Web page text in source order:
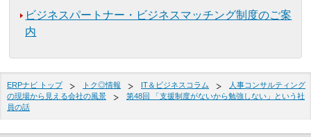
ビジネスパートナー・ビジネスマッチング制度のご案
内
ERPナビ トップ トク◎情報 IT＆ビジネスコラム
人事コンサルティング
の現場から見える会社の風景
第48回 「支援制度がないから勉強しない」という社
員の話